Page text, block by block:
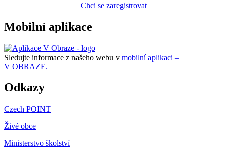
Chci se zaregistrovat
Mobilní aplikace
Sledujte informace z našeho webu v mobilní aplikaci –
V OBRAZE.
Odkazy
Czech POINT
Živé obce
Ministerstvo školství